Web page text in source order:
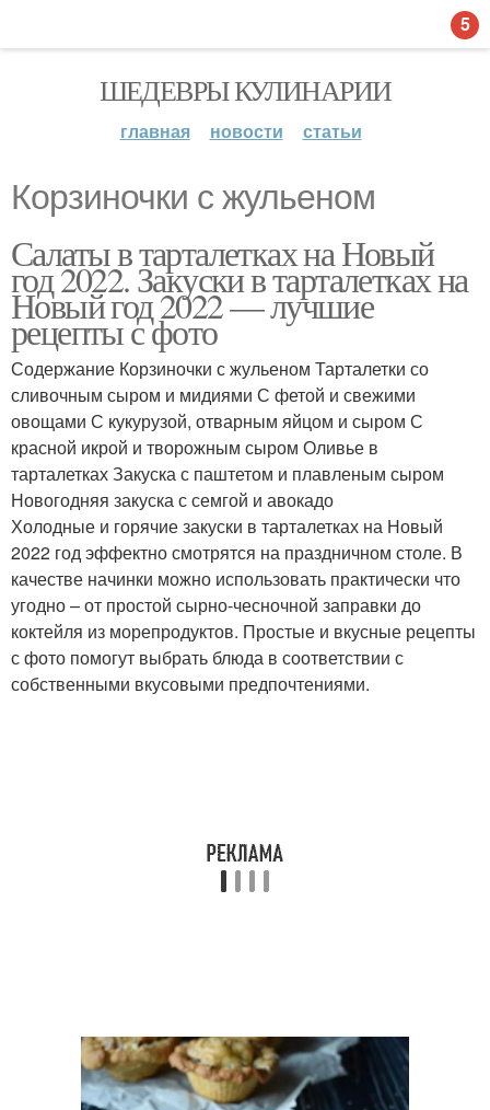
ШЕДЕВРЫ КУЛИНАРИИ
главная новости статьи
Корзиночки с жульеном
Салаты в тарталетках на Новый
год 2022. Закуски в тарталетках на
Новый год 2022 — лучшие
рецепты с фото
Содержание Корзиночки с жульеном Тарталетки со
сливочным сыром и мидиями С фетой и свежими
овощами С кукурузой, отварным яйцом и сыром С
красной икрой и творожным сыром Оливье в
тарталетках Закуска с паштетом и плавленым сыром
Новогодняя закуска с семгой и авокадо
Холодные и горячие закуски в тарталетках на Новый
2022 год эффектно смотрятся на праздничном столе. В
качестве начинки можно использовать практически что
угодно – от простой сырно-чесночной заправки до
коктейля из морепродуктов. Простые и вкусные рецепты
с фото помогут выбрать блюда в соответствии с
собственными вкусовыми предпочтениями.
5